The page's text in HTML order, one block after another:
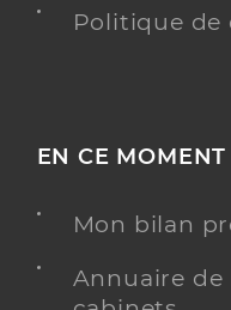
Politique
EN CE MOMENT
Mon bilan
Annuaire de